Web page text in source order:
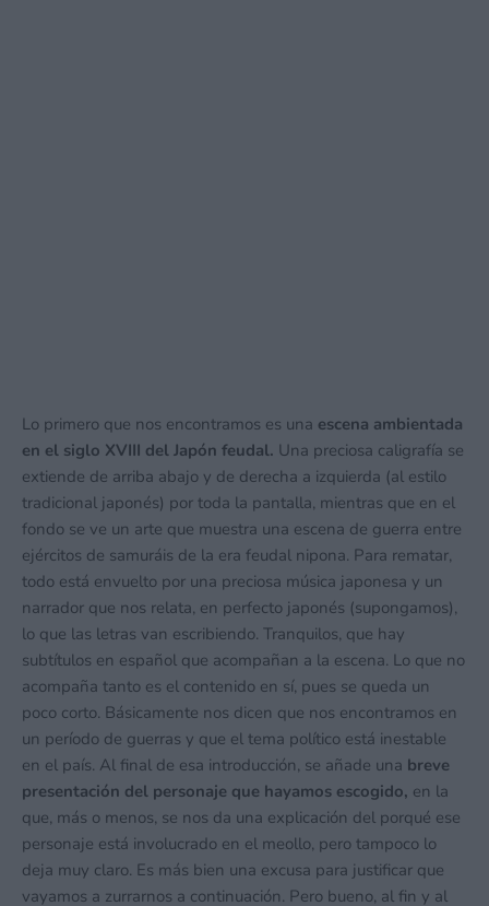
Lo primero que nos encontramos es una escena ambientada
en el siglo XVIII del Japón feudal. Una preciosa caligrafía se
extiende de arriba abajo y de derecha a izquierda (al estilo
tradicional japonés) por toda la pantalla, mientras que en el
fondo se ve un arte que muestra una escena de guerra entre
ejércitos de samuráis de la era feudal nipona. Para rematar,
todo está envuelto por una preciosa música japonesa y un
narrador que nos relata, en perfecto japonés (supongamos),
lo que las letras van escribiendo. Tranquilos, que hay
subtítulos en español que acompañan a la escena. Lo que no
acompaña tanto es el contenido en sí, pues se queda un
poco corto. Básicamente nos dicen que nos encontramos en
un período de guerras y que el tema político está inestable
en el país. Al final de esa introducción, se añade una breve
presentación del personaje que hayamos escogido, en la
que, más o menos, se nos da una explicación del porqué ese
personaje está involucrado en el meollo, pero tampoco lo
deja muy claro. Es más bien una excusa para justificar que
vayamos a zurrarnos a continuación. Pero bueno, al fin y al